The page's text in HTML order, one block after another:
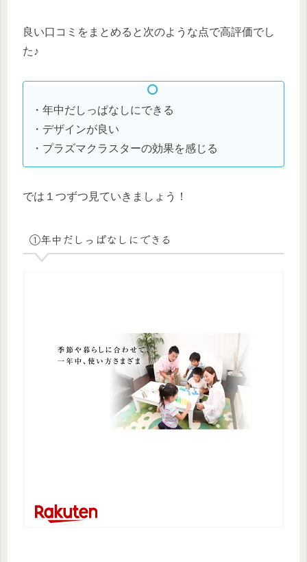
良い口コミをまとめると次のような点で高評価でし
た♪
・年中だしっぱなしにできる
・デザインが良い
・プラズマクラスターの効果を感じる
では１つずつ見ていきましょう！
①年中だしっぱなしにできる